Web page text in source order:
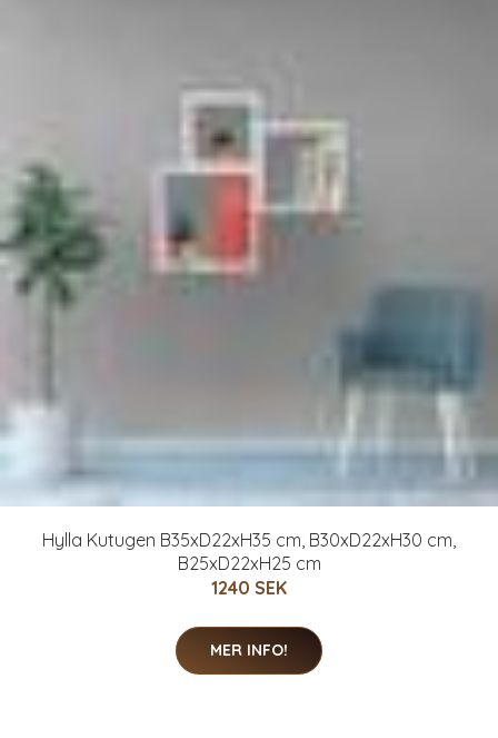
Hylla Kutugen B35xD22xH35 cm, B30xD22xH30 cm,
B25xD22xH25 cm
1240 SEK
MER INFO!